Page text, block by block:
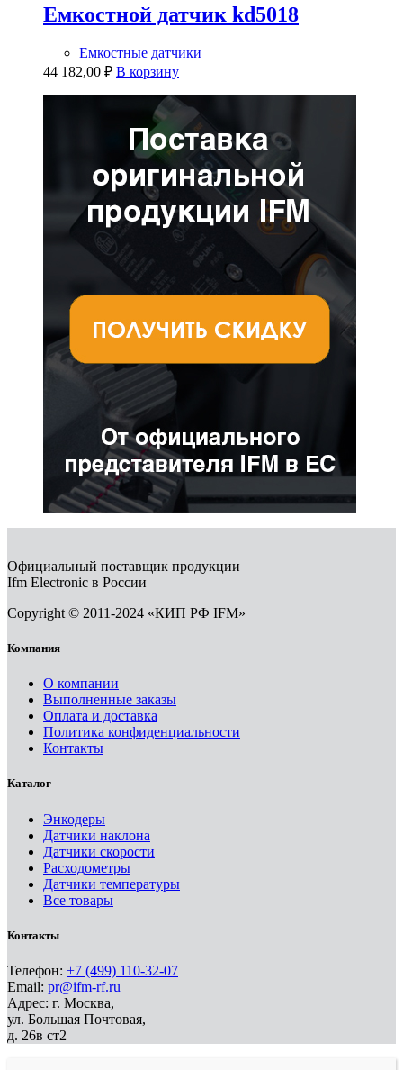
Емкостной датчик kd5018
Емкостные датчики
44 182,00 ₽ В корзину
Официальный поставщик продукции
Ifm Electronic в России
Copyright © 2011-2024 «КИП РФ IFM»
Компания
О компании
Выполненные заказы
Оплата и доставка
Политика конфиденциальности
Контакты
Каталог
Энкодеры
Датчики наклона
Датчики скорости
Расходометры
Датчики температуры
Все товары
Контакты
Телефон: +7 (499) 110-32-07
Email: pr@ifm-rf.ru
Адрес: г. Москва,
ул. Большая Почтовая,
д. 26в ст2